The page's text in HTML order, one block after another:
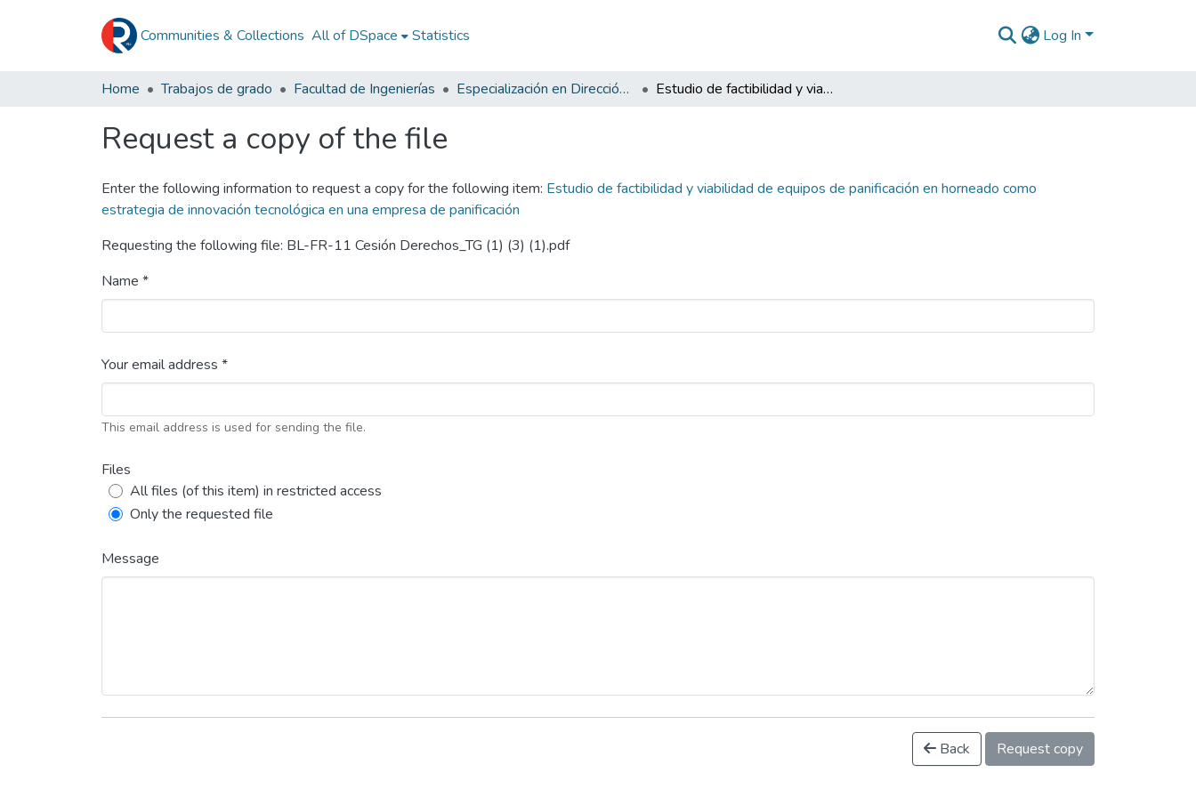
Communities & Collections All of DSpace Statistics Log In
Home Trabajos de grado Facultad de Ingenierías Especialización en Dirección de Operaciones y Mejoramiento Continuo Estudio de factibilidad y viabilidad de equipos de panificación en horneado como estrategia de innovación tecnológica en una empresa de panificación
Request a copy of the file
Enter the following information to request a copy for the following item: Estudio de factibilidad y viabilidad de equipos de panificación en horneado como
estrategia de innovación tecnológica en una empresa de panificación
Requesting the following file: BL-FR-11 Cesión Derechos_TG (1) (3) (1).pdf
Name *
Your email address *
This email address is used for sending the file.
Files
All files (of this item) in restricted access
Only the requested file
Message
Back Request copy